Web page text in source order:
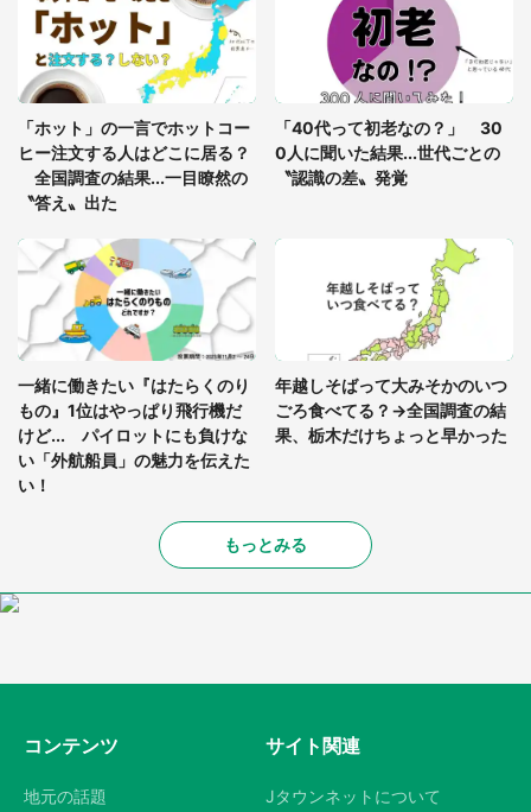
姿〟に 父「2～3分探しました」
「通勤特快乗車中に襲ってきた、急激な腹痛。我慢
の限界を迎え、途中で電車を降りようとしたけれ
ど...」（東京都・30代女性）
「ホット」の一言でホットコー
ヒー注文する人はどこに居る？
全国調査の結果...一目瞭然の
〝答え〟出た
「40代って初老なの？」 30
0人に聞いた結果...世代ごとの
〝認識の差〟発覚
一緒に働きたい『はたらくのり
もの』1位はやっぱり飛行機だ
けど... パイロットにも負けな
い「外航船員」の魅力を伝えた
い！
年越しそばって大みそかのいつ
ごろ食べてる？→全国調査の結
果、栃木だけちょっと早かった
もっとみる
コンテンツ
地元の話題
サイト関連
Jタウンネットについて